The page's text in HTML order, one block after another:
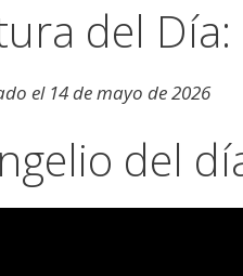
del
el 14 de mayo de 2026
del